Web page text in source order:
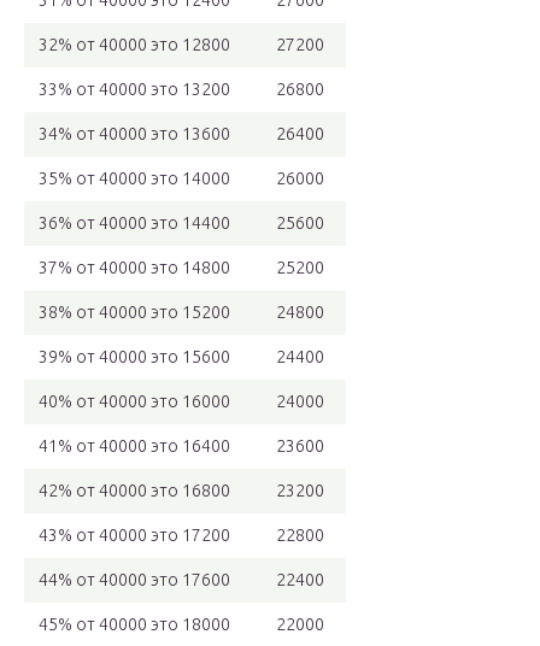
32% от 40000 это 12800 27200
33% от 40000 это 13200 26800
34% от 40000 это 13600 26400
35% от 40000 это 14000 26000
36% от 40000 это 14400 25600
37% от 40000 это 14800 25200
38% от 40000 это 15200 24800
39% от 40000 это 15600 24400
40% от 40000 это 16000 24000
41% от 40000 это 16400 23600
42% от 40000 это 16800 23200
43% от 40000 это 17200 22800
44% от 40000 это 17600 22400
45% от 40000 это 18000 22000